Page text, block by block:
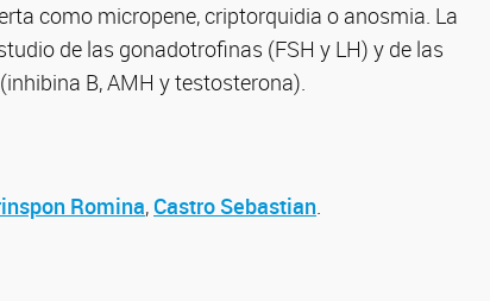
como micropene, criptorquidia o anosmia. La
de las gonadotrofinas (FSH y LH) y de las
B, AMH y testosterona).
Romina, Castro Sebastian.